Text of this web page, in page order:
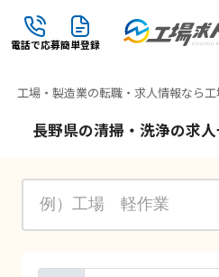
電話で応募簡単登録
工場・製造業の転職・求人情報なら
長野県の清掃・洗浄の求